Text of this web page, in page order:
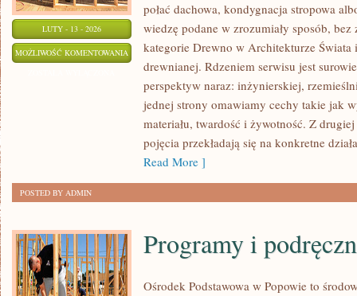
LUTY - 13 - 2026
MOŻLIWOŚĆ KOMENTOWANIA HISTORIA
BUDOWNICTWA
DREWNIANEGO
połać dachowa, kondygnacja stropowa
wiedzę podane w zrozumiały sposób,
kategorie Drewno w Architekturze Świata
drewnianej. Rdzeniem serwisu jest
perspektyw naraz: inżynierskiej,
jednej strony omawiamy cechy takie jak
materiału, twardość i żywotność. Z
pojęcia przekładają się na konkretne
Read More ]
POSTED BY ADMIN
Programy i
Ośrodek Podstawowa w Popowie to